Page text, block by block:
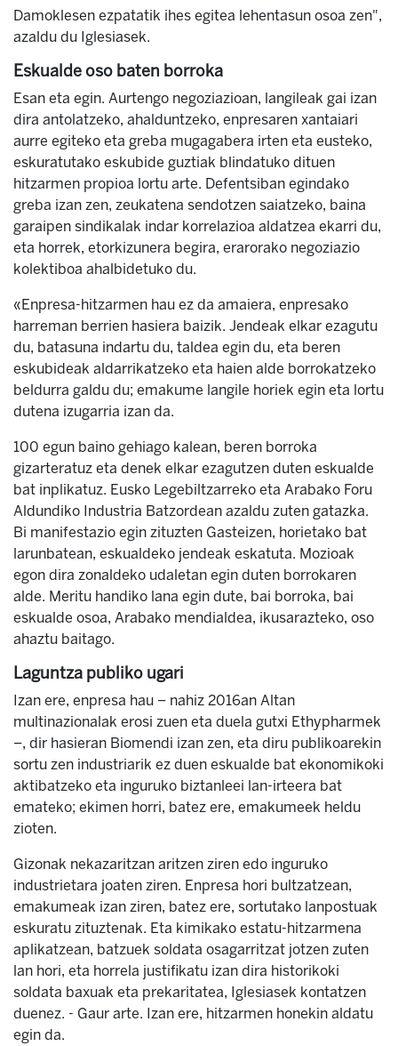
Damoklesen ezpatatik ihes egitea lehentasun osoa zen",
azaldu du Iglesiasek.
Eskualde oso baten borroka
Esan eta egin. Aurtengo negoziazioan, langileak gai izan
dira antolatzeko, ahalduntzeko, enpresaren xantaiari
aurre egiteko eta greba mugagabera irten eta eusteko,
eskuratutako eskubide guztiak blindatuko dituen
hitzarmen propioa lortu arte. Defentsiban egindako
greba izan zen, zeukatena sendotzen saiatzeko, baina
garaipen sindikalak indar korrelazioa aldatzea ekarri du,
eta horrek, etorkizunera begira, erarorako negoziazio
kolektiboa ahalbidetuko du.
«Enpresa-hitzarmen hau ez da amaiera, enpresako
harreman berrien hasiera baizik. Jendeak elkar ezagutu
du, batasuna indartu du, taldea egin du, eta beren
eskubideak aldarrikatzeko eta haien alde borrokatzeko
beldurra galdu du; emakume langile horiek egin eta lortu
dutena izugarria izan da.
100 egun baino gehiago kalean, beren borroka
gizarteratuz eta denek elkar ezagutzen duten eskualde
bat inplikatuz. Eusko Legebiltzarreko eta Arabako Foru
Aldundiko Industria Batzordean azaldu zuten gatazka.
Bi manifestazio egin zituzten Gasteizen, horietako bat
larunbatean, eskualdeko jendeak eskatuta. Mozioak
egon dira zonaldeko udaletan egin duten borrokaren
alde. Meritu handiko lana egin dute, bai borroka, bai
eskualde osoa, Arabako mendialdea, ikusarazteko, oso
ahaztu baitago.
Laguntza publiko ugari
Izan ere, enpresa hau – nahiz 2016an Altan
multinazionalak erosi zuen eta duela gutxi Ethypharmek
–, dir hasieran Biomendi izan zen, eta diru publikoarekin
sortu zen industriarik ez duen eskualde bat ekonomikoki
aktibatzeko eta inguruko biztanleei lan-irteera bat
emateko; ekimen horri, batez ere, emakumeek heldu
zioten.
Gizonak nekazaritzan aritzen ziren edo inguruko
industrietara joaten ziren. Enpresa hori bultzatzean,
emakumeak izan ziren, batez ere, sortutako lanpostuak
eskuratu zituztenak. Eta kimikako estatu-hitzarmena
aplikatzean, batzuek soldata osagarritzat jotzen zuten
lan hori, eta horrela justifikatu izan dira historikoki
soldata baxuak eta prekaritatea, Iglesiasek kontatzen
duenez. - Gaur arte. Izan ere, hitzarmen honekin aldatu
egin da.